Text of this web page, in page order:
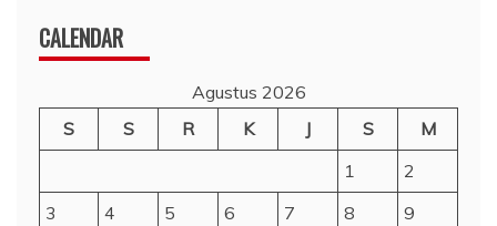
CALENDAR
Agustus 2026
S
S R K J S
M
1
2
3
4 5 6 7 8
9